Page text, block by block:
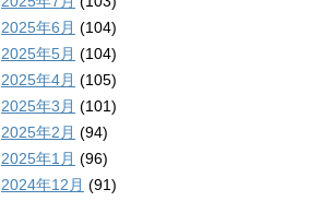
2025年6月 (104)
2025年5月 (104)
2025年4月 (105)
2025年3月 (101)
2025年2月 (94)
2025年1月 (96)
2024年12月 (91)